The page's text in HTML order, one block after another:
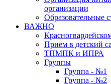
организации
Образовательные
ВАЖНО
Прием в детский
ТПМПК и ИПРА
Группы
Группа - №1
Группа - №2